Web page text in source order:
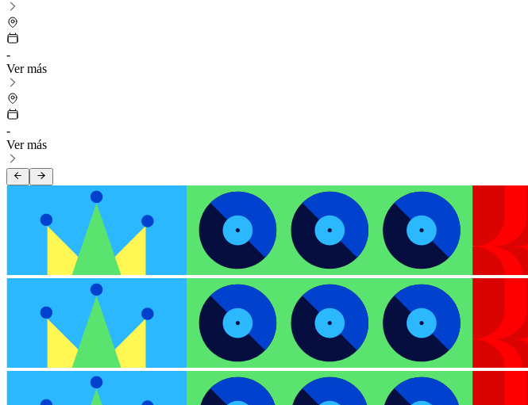
-
Ver más
-
Ver más